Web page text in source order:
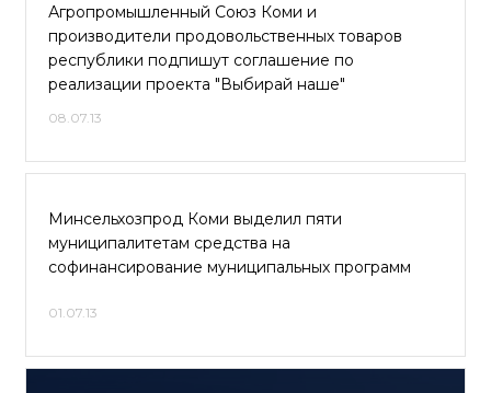
Агропромышленный Союз Коми и
производители продовольственных товаров
республики подпишут соглашение по
реализации проекта "Выбирай наше"
08.07.13
Минсельхозпрод Коми выделил пяти
муниципалитетам средства на
софинансирование муниципальных программ
01.07.13